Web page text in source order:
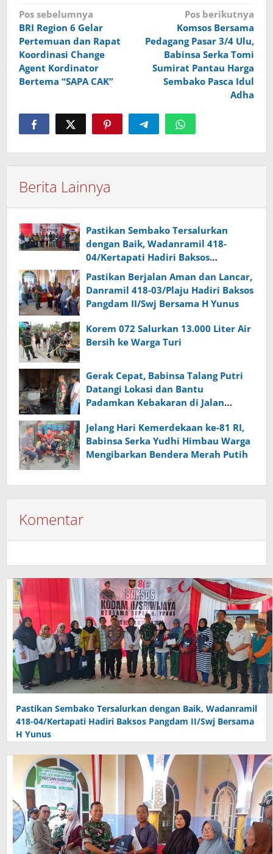
Navigasi
pos
Pos sebelumnya
BRI Region 6 Gelar
Pertemuan dan Rapat
Koordinasi Change
Agent Kordinator
Bertema “SAPA CAK”
Pos berikutnya
Komsos Bersama
Pedagang Pasar 3/4 Ulu,
Babinsa Serka Tomi
Sumirat Pantau Harga
Sembako Pasca Idul
Adha
Berita Lainnya
Pastikan Sembako Tersalurkan
dengan Baik, Wadanramil 418-
04/Kertapati Hadiri Baksos
Pangdam II/Swj Bersama H Yunus
Pastikan Berjalan Aman dan Lancar,
Danramil 418-03/Plaju Hadiri Baksos
Pangdam II/Swj Bersama H Yunus
Korem 072 Salurkan 13.000 Liter Air
Bersih ke Warga Turi
Gerak Cepat, Babinsa Talang Putri
Datangi Lokasi dan Bantu
Padamkan Kebakaran di Jalan
Jelang Hari Kemerdekaan ke-81 RI,
Babinsa Serka Yudhi Himbau Warga
Mengibarkan Bendera Merah Putih
Komentar
Pastikan Sembako Tersalurkan dengan Baik, Wadanramil
418-04/Kertapati Hadiri Baksos Pangdam II/Swj Bersama
H Yunus